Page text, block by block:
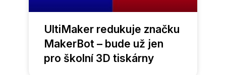
UltiMaker redukuje značku
MakerBot – bude už jen
pro školní 3D tiskárny